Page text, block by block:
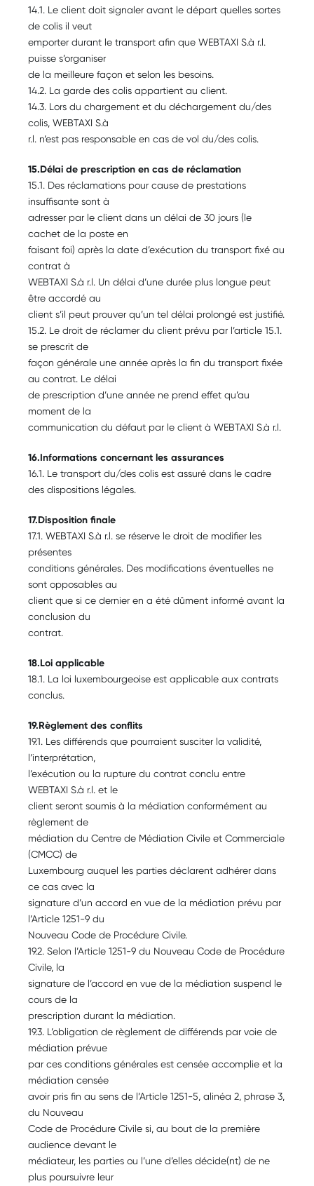
14.1. Le client doit signaler avant le départ quelles sortes
de colis il veut
emporter durant le transport afin que WEBTAXI S.à r.l.
puisse s’organiser
de la meilleure façon et selon les besoins.
14.2. La garde des colis appartient au client.
14.3. Lors du chargement et du déchargement du/des
colis, WEBTAXI S.à
r.l. n’est pas responsable en cas de vol du/des colis.
15.Délai de prescription en cas de réclamation
15.1. Des réclamations pour cause de prestations
insuffisante sont à
adresser par le client dans un délai de 30 jours (le
cachet de la poste en
faisant foi) après la date d’exécution du transport fixé au
contrat à
WEBTAXI S.à r.l. Un délai d’une durée plus longue peut
être accordé au
client s’il peut prouver qu’un tel délai prolongé est justifié.
15.2. Le droit de réclamer du client prévu par l’article 15.1.
se prescrit de
façon générale une année après la fin du transport fixée
au contrat. Le délai
de prescription d’une année ne prend effet qu’au
moment de la
communication du défaut par le client à WEBTAXI S.à r.l.
16.Informations concernant les assurances
16.1. Le transport du/des colis est assuré dans le cadre
des dispositions légales.
17.Disposition finale
17.1. WEBTAXI S.à r.l. se réserve le droit de modifier les
présentes
conditions générales. Des modifications éventuelles ne
sont opposables au
client que si ce dernier en a été dûment informé avant la
conclusion du
contrat.
18.Loi applicable
18.1. La loi luxembourgeoise est applicable aux contrats
conclus.
19.Règlement des conflits
19.1. Les différends que pourraient susciter la validité,
l’interprétation,
l’exécution ou la rupture du contrat conclu entre
WEBTAXI S.à r.l. et le
client seront soumis à la médiation conformément au
règlement de
médiation du Centre de Médiation Civile et Commerciale
(CMCC) de
Luxembourg auquel les parties déclarent adhérer dans
ce cas avec la
signature d’un accord en vue de la médiation prévu par
l’Article 1251-9 du
Nouveau Code de Procédure Civile.
19.2. Selon l’Article 1251-9 du Nouveau Code de Procédure
Civile, la
signature de l’accord en vue de la médiation suspend le
cours de la
prescription durant la médiation.
19.3. L’obligation de règlement de différends par voie de
médiation prévue
par ces conditions générales est censée accomplie et la
médiation censée
avoir pris fin au sens de l’Article 1251-5, alinéa 2, phrase 3,
du Nouveau
Code de Procédure Civile si, au bout de la première
audience devant le
médiateur, les parties ou l’une d’elles décide(nt) de ne
plus poursuivre leur